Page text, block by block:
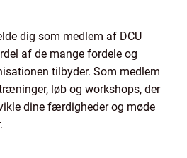
dig som medlem af DCU
af de mange fordele og
tilbyder. Som medlem
løb og workshops, der
dine færdigheder og møde